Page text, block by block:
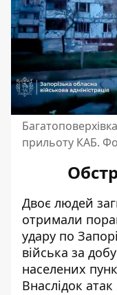
прильоту КАБ.
Двоє людей
отримали
удару по
війська за
населених
Внаслідок